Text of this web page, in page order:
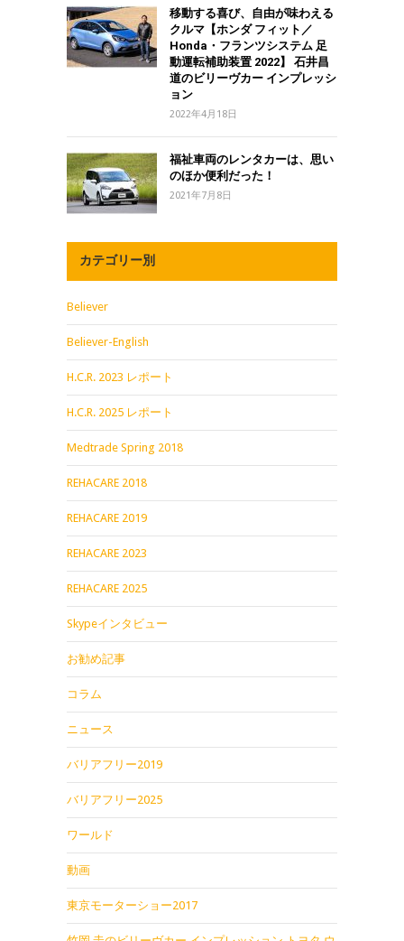
移動する喜び、自由が味わえる
クルマ【ホンダ フィット／
Honda・フランツシステム 足
動運転補助装置 2022】 石井昌
道のビリーヴカー インプレッシ
ョン
2022年4月18日
福祉車両のレンタカーは、思い
のほか便利だった！
2021年7月8日
カテゴリー別
Believer
Believer-English
H.C.R. 2023 レポート
H.C.R. 2025 レポート
Medtrade Spring 2018
REHACARE 2018
REHACARE 2019
REHACARE 2023
REHACARE 2025
Skypeインタビュー
お勧め記事
コラム
ニュース
バリアフリー2019
バリアフリー2025
ワールド
動画
東京モーターショー2017